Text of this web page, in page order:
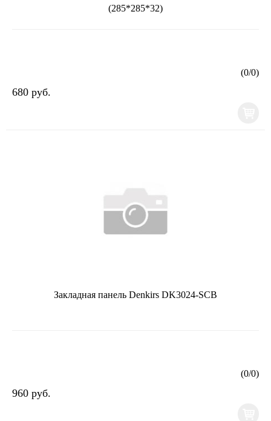
(285*285*32)
(0/0)
680 руб.
Закладная панель Denkirs DK3024-SCB
(0/0)
960 руб.